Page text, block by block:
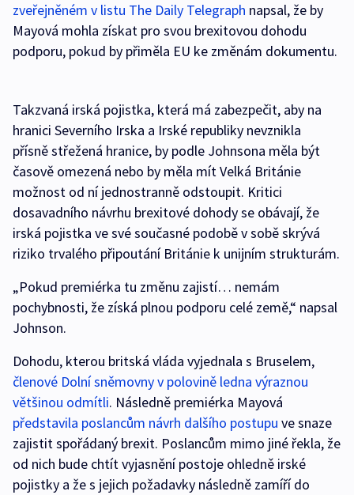
zveřejněném v listu The Daily Telegraph napsal, že by
Mayová mohla získat pro svou brexitovou dohodu
podporu, pokud by přiměla EU ke změnám dokumentu.
Takzvaná irská pojistka, která má zabezpečit, aby na
hranici Severního Irska a Irské republiky nevznikla
přísně střežená hranice, by podle Johnsona měla být
časově omezená nebo by měla mít Velká Británie
možnost od ní jednostranně odstoupit. Kritici
dosavadního návrhu brexitové dohody se obávají, že
irská pojistka ve své současné podobě v sobě skrývá
riziko trvalého připoutání Británie k unijním strukturám.
„Pokud premiérka tu změnu zajistí… nemám
pochybnosti, že získá plnou podporu celé země,“ napsal
Johnson.
Dohodu, kterou britská vláda vyjednala s Bruselem,
členové Dolní sněmovny v polovině ledna výraznou
většinou odmítli. Následně premiérka Mayová
představila poslancům návrh dalšího postupu ve snaze
zajistit spořádaný brexit. Poslancům mimo jiné řekla, že
od nich bude chtít vyjasnění postoje ohledně irské
pojistky a že s jejich požadavky následně zamíří do